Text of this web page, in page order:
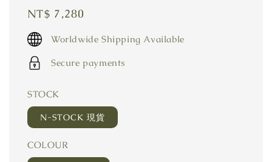
Regular
price
NT$ 7,280
Worldwide Shipping Available
Secure payments
STOCK
N-STOCK 現貨
COLOUR